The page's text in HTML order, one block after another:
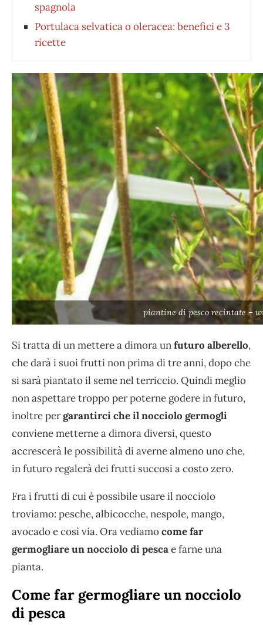
spagnola
Portulaca selvatica o oleracea: benefici e 3
ricette
piantine di pesco recintate –
Si tratta di un mettere a dimora unfuturo alberello,
che darà i suoi frutti non prima di tre anni, dopo che
si sarà piantato il seme nel terriccio. Quindi meglio
non aspettare troppo per poterne godere in futuro,
inoltre pergarantirci che il nocciolo germogli
conviene metterne a dimora diversi, questo
accrescerà le possibilità di averne almeno uno che,
in futuro regalerà dei frutti succosi a costo zero.
Fra i frutti di cui è possibile usare il nocciolo
troviamo: pesche, albicocche, nespole, mango,
avocado e così via. Ora vediamocome far
germogliare un nocciolo di pescae farne una
pianta.
Come far germogliare un nocciolo
di pesca